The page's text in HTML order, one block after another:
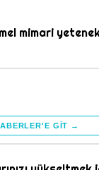
mimari
GIT →